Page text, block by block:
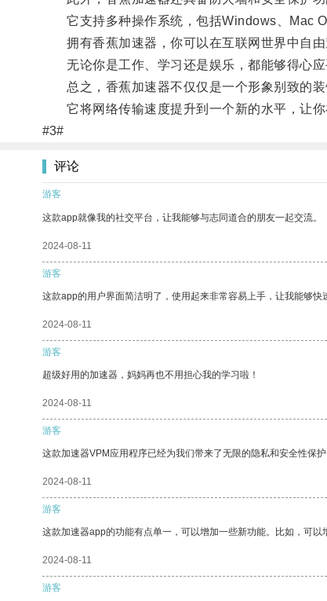
它支持多种操作系统，包括Windows、Mac
拥有香蕉加速器，你可以在互联网世界中自由
无论你是工作、学习还是娱乐，都能够得心应
总之，香蕉加速器不仅仅是一个形象别致的装
它将网络传输速度提升到一个新的水平，让你
#3#
评论
游客
这款app就像我的社交平台，让我能够与志同道合的朋友一起交流。
2024-08-11
游客
这款app的用户界面简洁明了，使用起来非常容易上手，让我能够快
2024-08-11
游客
超级好用的加速器，妈妈再也不用担心我的学习啦！
2024-08-11
游客
这款加速器VPM应用程序已经为我们带来了无限的隐私和安全性保护
2024-08-11
游客
这款加速器app的功能有点单一，可以增加一些新功能。比如，可
2024-08-11
游客